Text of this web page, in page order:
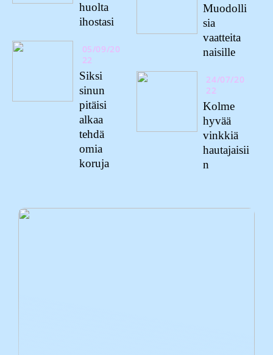
huolta
ihostasi
05/09/20
22
Siksi
sinun
pitäisi
alkaa
tehdä
omia
koruja
Muodolli
sia
vaatteita
naisille
24/07/20
22
Kolme
hyvää
vinkkiä
hautajaisii
n